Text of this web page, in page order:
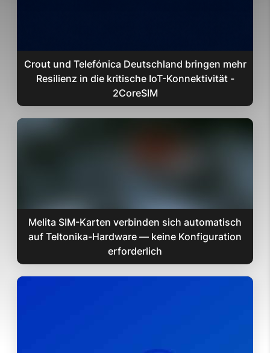
Crout und Telefónica Deutschland bringen mehr
Resilienz in die kritische IoT-Konnektivität -
2CoreSIM
Melita SIM-Karten verbinden sich automatisch
auf Teltonika-Hardware — keine Konfiguration
erforderlich